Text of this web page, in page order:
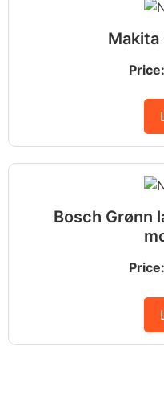
Makita
Bosch Grønn